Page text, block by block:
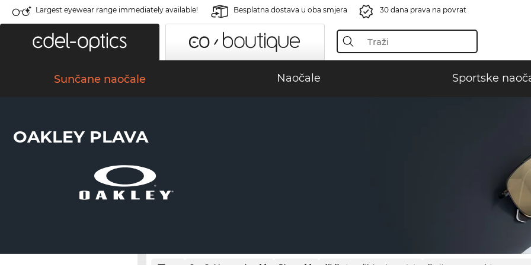
Largest eyewear range immediately available! Besplatna dostava u oba smjera 30 dana prava na povrat
Sunčane naočale Naočale Sportske
OAKLEY PLAVA